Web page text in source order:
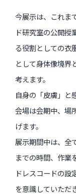
今展示は、これま
ド研究室の公開授
る役割としての衣
として身体像境界
考えます。
自身の「皮膚」と
会場は会期中、場
げます。
展示期間中は、全
までの時間、作業
ドレスコードの設
を意識していただ